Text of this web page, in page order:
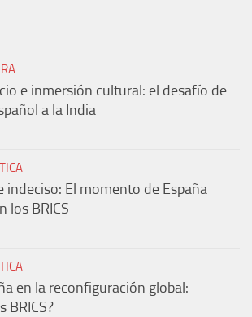
e inmersión cultural: el desafío de
a la India
indeciso: El momento de España
los BRICS
en la reconfiguración global:
BRICS?